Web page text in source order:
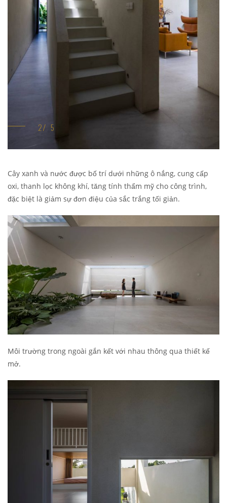
Cây xanh và nước được bố trí dưới những ô nắng, cung cấp
oxi, thanh lọc không khí, tăng tính thẩm mỹ cho công trình,
đặc biệt là giảm sự đơn điệu của sắc trắng tối giản.
Môi trường trong ngoài gắn kết với nhau thông qua thiết kế
mở.